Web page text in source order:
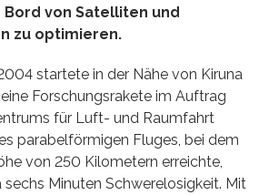
Bord von Satelliten und
zu optimieren.
startete in der Nähe von Kiruna
Forschungsrakete im Auftrag
für Luft- und Raumfahrt
parabelförmigen Fluges, bei dem
von 250 Kilometern erreichte,
Minuten Schwerelosigkeit. Mit